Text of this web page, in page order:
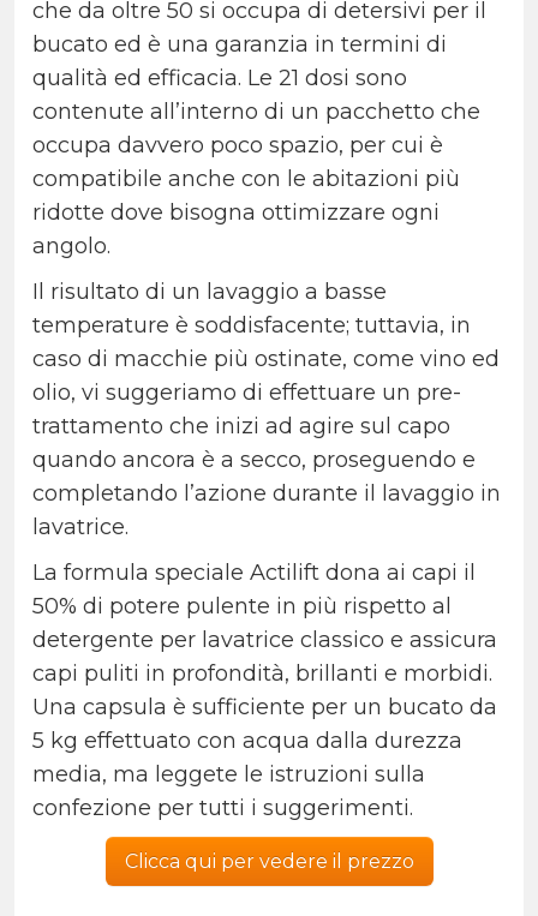
che da oltre 50 si occupa di detersivi per il
bucato ed è una garanzia in termini di
qualità ed efficacia. Le 21 dosi sono
contenute all’interno di un pacchetto che
occupa davvero poco spazio, per cui è
compatibile anche con le abitazioni più
ridotte dove bisogna ottimizzare ogni
angolo.
Il risultato di un lavaggio a basse
temperature è soddisfacente; tuttavia, in
caso di macchie più ostinate, come vino ed
olio, vi suggeriamo di effettuare un pre-
trattamento che inizi ad agire sul capo
quando ancora è a secco, proseguendo e
completando l’azione durante il lavaggio in
lavatrice.
La formula speciale Actilift dona ai capi il
50% di potere pulente in più rispetto al
detergente per lavatrice classico e assicura
capi puliti in profondità, brillanti e morbidi.
Una capsula è sufficiente per un bucato da
5 kg effettuato con acqua dalla durezza
media, ma leggete le istruzioni sulla
confezione per tutti i suggerimenti.
Clicca qui per vedere il prezzo